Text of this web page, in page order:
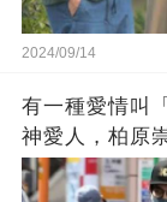
2024/09/14
有一種愛情叫
神愛人，柏原